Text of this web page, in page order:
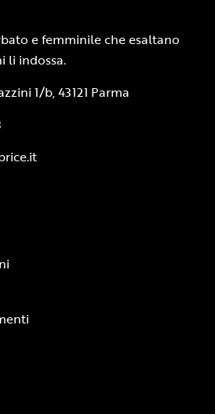
e femminile che esaltano
li indossa.
1/b, 43121 Parma